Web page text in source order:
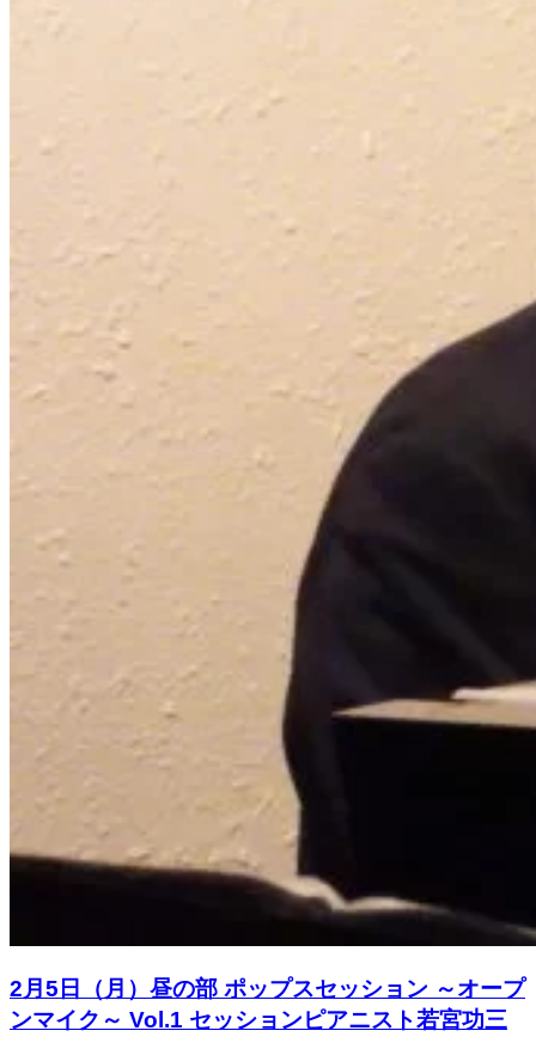
2月5日（月）昼の部 ポップスセッション ～オープ
ンマイク～ Vol.1 セッションピアニスト若宮功三